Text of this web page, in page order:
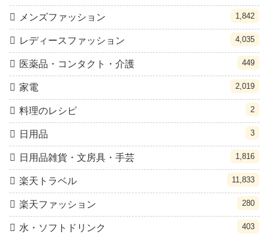
メンズファッション 1,842
レディースファッション 4,035
医薬品・コンタクト・介護 449
家電 2,019
料理のレシピ 2
日用品 3
日用品雑貨・文房具・手芸 1,816
楽天トラベル 11,833
楽天ファッション 280
水・ソフトドリンク 403